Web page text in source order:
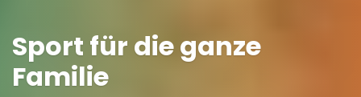
Sport für die ganze
Familie